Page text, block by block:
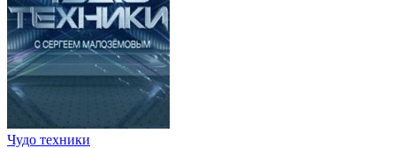
Чудо техники